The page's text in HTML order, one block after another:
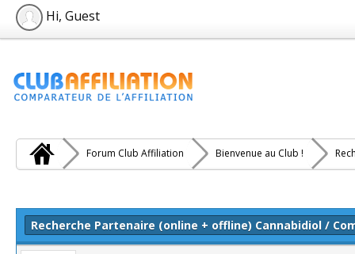
Hi, Guest
Forum Club Affiliation Bienvenue au Club !
Recherche Partenaire (online + offline) Cannabidiol /